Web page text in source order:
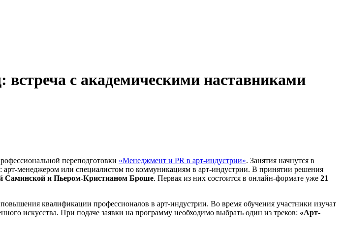
с академическими наставниками
переподготовки «Менеджмент и PR в арт-индустрии». Занятия начнутся в
арт-менеджером или специалистом по коммуникациям в арт-индустрии. В принятии решения
Саминской и Пьером-Кристианом Броше. Первая из них состоится в онлайн-формате уже 21
квалификации профессионалов в арт-индустрии. Во время обучения участники изучат
искусства. При подаче заявки на программу необходимо выбрать один из треков: «Арт-